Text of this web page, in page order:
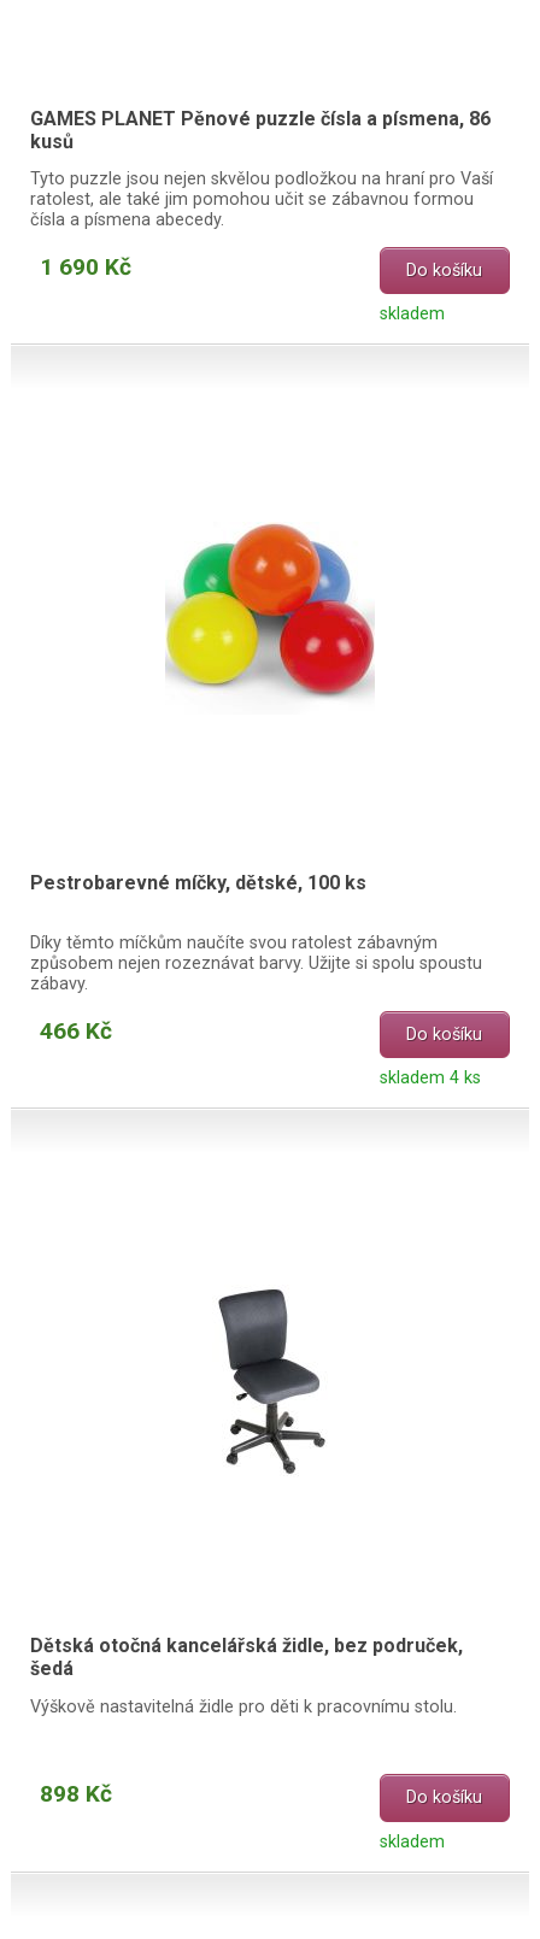
GAMES PLANET Pěnové puzzle čísla a písmena, 86
kusů
Tyto puzzle jsou nejen skvělou podložkou na hraní pro Vaší
ratolest, ale také jim pomohou učit se zábavnou formou
čísla a písmena abecedy.
1 690 Kč Do košíku
skladem
Pestrobarevné míčky, dětské, 100 ks
Díky těmto míčkům naučíte svou ratolest zábavným
způsobem nejen rozeznávat barvy. Užijte si spolu spoustu
zábavy.
466 Kč Do košíku
skladem 4 ks
Dětská otočná kancelářská židle, bez područek,
šedá
Výškově nastavitelná židle pro děti k pracovnímu stolu.
898 Kč Do košíku
skladem